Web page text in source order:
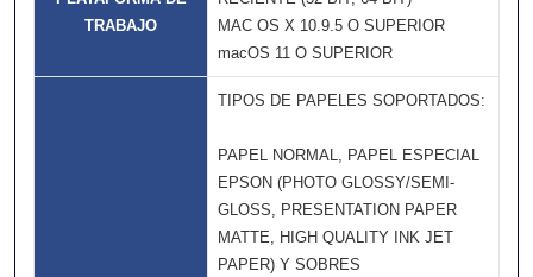
TRABAJO
MAC OS X 10.9.5 O SUPERIOR
macOS 11 O SUPERIOR
TIPOS DE PAPELES SOPORTADOS:
PAPEL NORMAL, PAPEL ESPECIAL
EPSON (PHOTO GLOSSY/SEMI-
GLOSS, PRESENTATION PAPER
MATTE, HIGH QUALITY INK JET
PAPER) Y SOBRES